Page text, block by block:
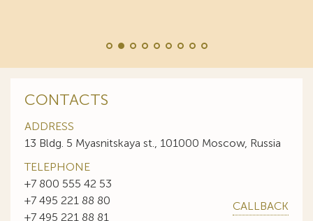
CONTACTS
ADDRESS
13 Bldg. 5 Myasnitskaya st., 101000 Moscow, Russia
TELEPHONE
+7 800 555 42 53
+7 495 221 88 80
+7 495 221 88 81
CALLBACK